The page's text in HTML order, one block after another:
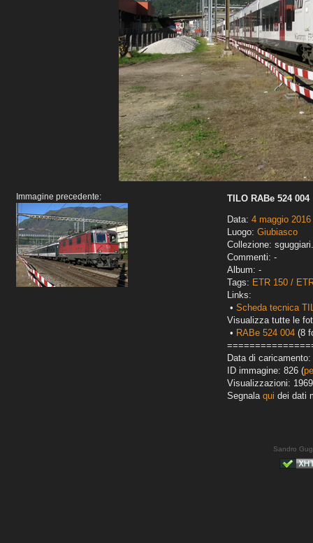
Immagine precedente:
TILO RABe 524 004
Data: 4 maggio 2016
Luogo: Giubiasco
Collezione:
Commenti: -
Album: -
Tags: ETR 150 /
Links:
• Scheda tecnica
Visualizza tutte le
• RABe 524 004 (8
Data di caricamento:
ID immagine: 826 (
Visualizzazioni: 1969
Segnala qui dei dati
Sandro